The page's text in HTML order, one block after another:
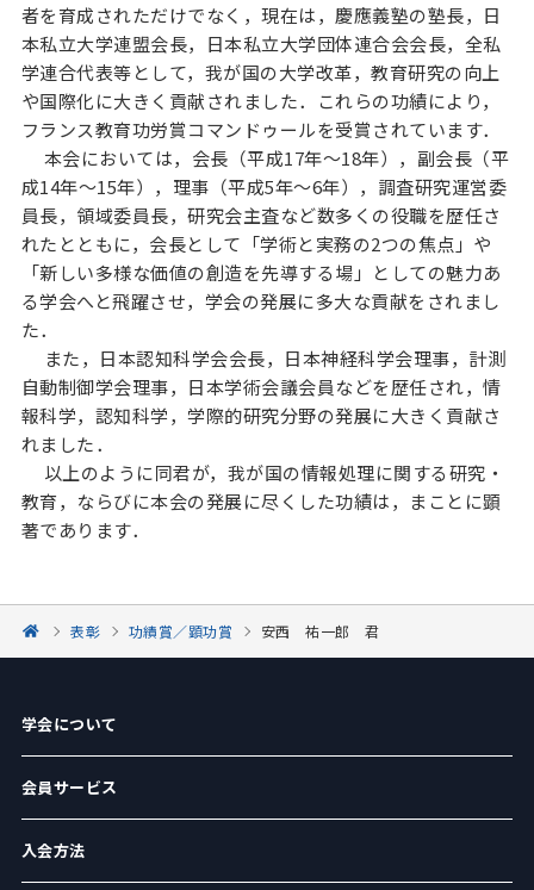
者を育成されただけでなく，現在は，慶應義塾の塾長，日
本私立大学連盟会長，日本私立大学団体連合会会長，全私
学連合代表等として，我が国の大学改革，教育研究の向上
や国際化に大きく貢献されました．これらの功績により，
フランス教育功労賞コマンドゥールを受賞されています．
本会においては，会長（平成17年～18年），副会長（平
成14年～15年），理事（平成5年～6年），調査研究運営委
員長，領域委員長，研究会主査など数多くの役職を歴任さ
れたとともに，会長として「学術と実務の2つの焦点」や
「新しい多様な価値の創造を先導する場」としての魅力あ
る学会へと飛躍させ，学会の発展に多大な貢献をされまし
た．
また，日本認知科学会会長，日本神経科学会理事，計測
自動制御学会理事，日本学術会議会員などを歴任され，情
報科学，認知科学，学際的研究分野の発展に大きく貢献さ
れました．
以上のように同君が，我が国の情報処理に関する研究・
教育，ならびに本会の発展に尽くした功績は，まことに顕
著であります．
表彰 功績賞／顕功賞 安西 祐一郎 君
学会について
会員サービス
入会方法